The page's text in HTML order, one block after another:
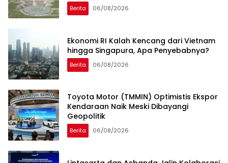
Berita 06/08/2026
Ekonomi RI Kalah Kencang dari Vietnam
hingga Singapura, Apa Penyebabnya?
Berita 06/08/2026
Toyota Motor (TMMIN) Optimistis Ekspor
Kendaraan Naik Meski Dibayangi
Geopolitik
Berita 06/08/2026